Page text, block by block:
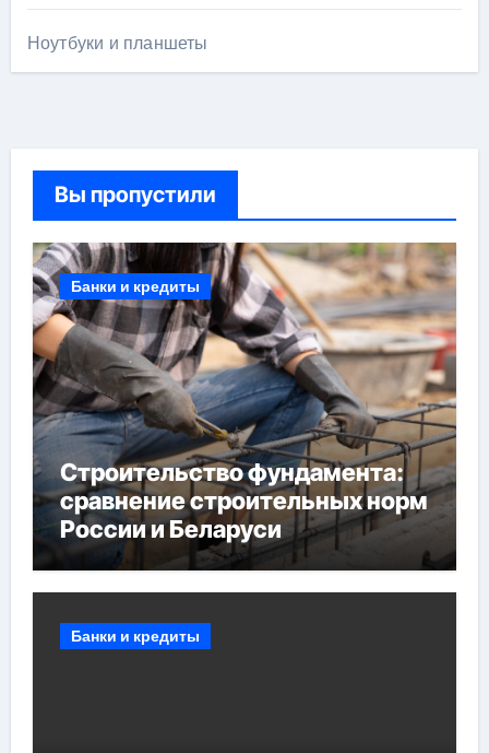
Ноутбуки и планшеты
Вы пропустили
Банки и кредиты
Строительство фундамента:
сравнение строительных норм
России и Беларуси
Банки и кредиты